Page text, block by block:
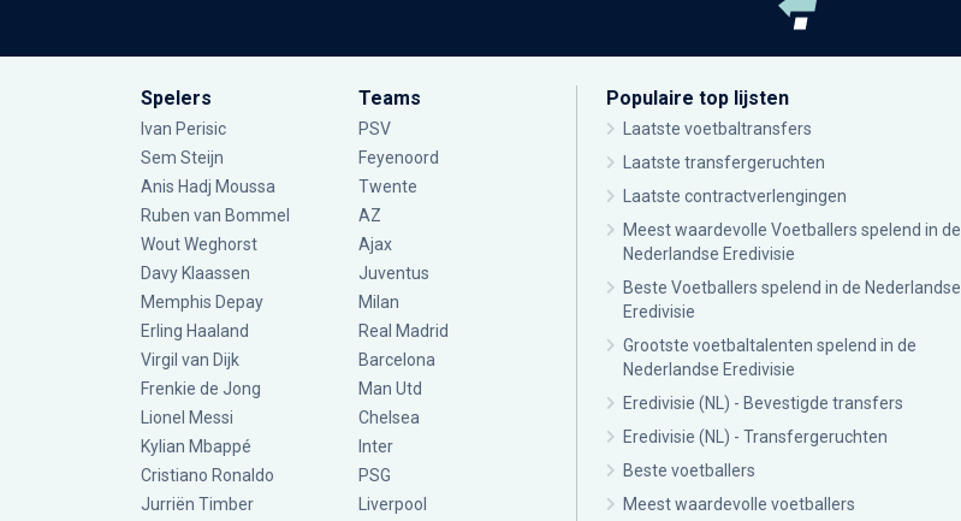
Spelers
Ivan Perisic
Sem Steijn
Anis Hadj Moussa
Ruben van Bommel
Wout Weghorst
Davy Klaassen
Memphis Depay
Erling Haaland
Virgil van Dijk
Frenkie de Jong
Lionel Messi
Kylian Mbappé
Cristiano Ronaldo
Jurriën Timber
Teams
PSV
Feyenoord
Twente
AZ
Ajax
Juventus
Milan
Real Madrid
Barcelona
Man Utd
Chelsea
Inter
PSG
Liverpool
Populaire top lijsten
Laatste voetbaltransfers
Laatste transfergeruchten
Laatste contractverlengingen
Meest waardevolle Voetballers spelend in de
Nederlandse Eredivisie
Beste Voetballers spelend in de Nederlandse
Eredivisie
Grootste voetbaltalenten spelend in de
Nederlandse Eredivisie
Eredivisie (NL) - Bevestigde transfers
Eredivisie (NL) - Transfergeruchten
Beste voetballers
Meest waardevolle voetballers